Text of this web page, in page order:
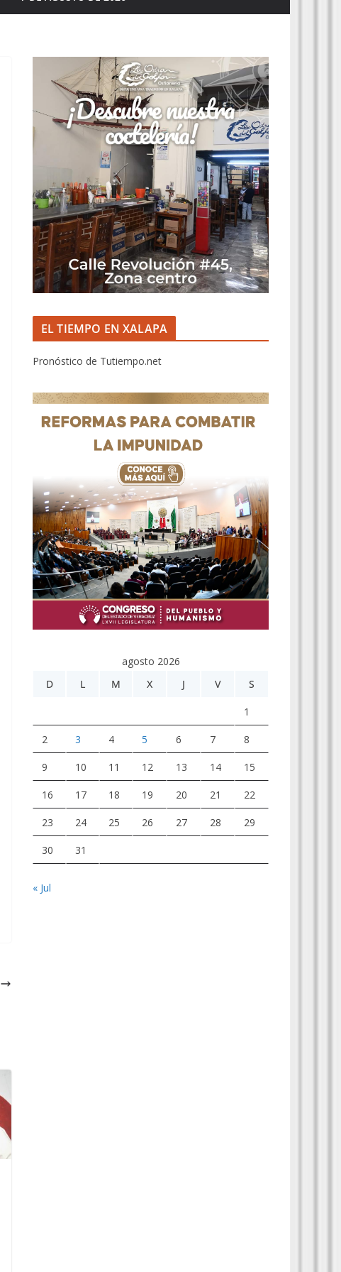
EL TIEMPO EN XALAPA
Pronóstico de Tutiempo.net
agosto 2026
D
L M X J V S
1
2 3 4 5 6 7 8
9 10 11 12 13 14 15
16 17 18 19 20 21 22
23 24 25 26 27 28 29
30 31
« Jul